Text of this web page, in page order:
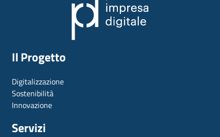
Il Progetto
Digitalizzazione
Sostenibilità
Innovazione
Servizi